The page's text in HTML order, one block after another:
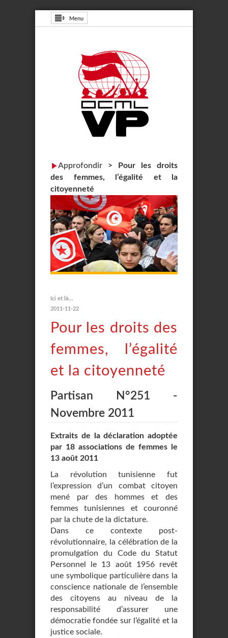
Menu
Approfondir >
Pour les droits
des femmes, l’égalité et la
citoyenneté
Ici et là...
2011-11-22
Pour les droits des
femmes, l’égalité
et la citoyenneté
Partisan N°251 -
Novembre 2011
Extraits de la déclaration adoptée
par 18 associations de femmes le
13 août 2011
La révolution tunisienne fut
l’expression d’un combat citoyen
mené par des hommes et des
femmes tunisiennes et couronné
par la chute de la dictature.
Dans ce contexte post-
révolutionnaire, la célébration de la
promulgation du Code du Statut
Personnel le 13 août 1956 revêt
une symbolique particulière dans la
conscience nationale de l’ensemble
des citoyens au niveau de la
responsabilité d’assurer une
démocratie fondée sur l’égalité et la
justice sociale.